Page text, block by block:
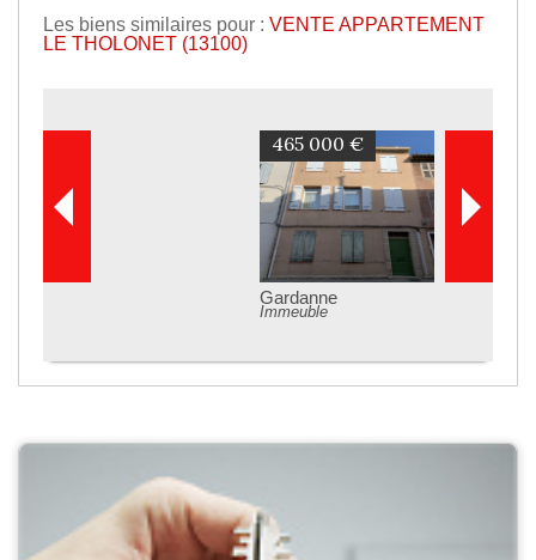
Les biens similaires pour : VENTE APPARTEMENT
LE THOLONET (13100)
465 000 €
Gardanne